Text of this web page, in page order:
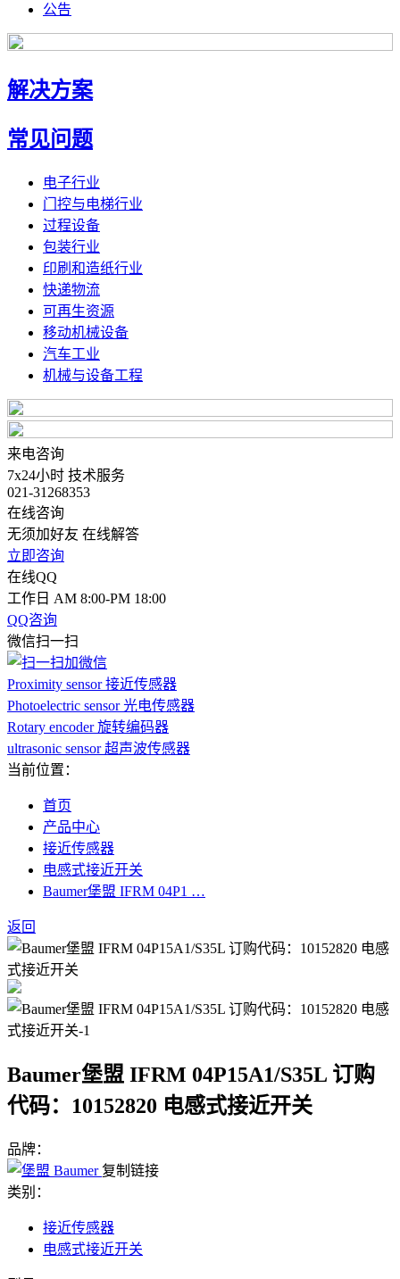
公告
解决方案
常见问题
电子行业
门控与电梯行业
过程设备
包装行业
印刷和造纸行业
快递物流
可再生资源
移动机械设备
汽车工业
机械与设备工程
来电咨询
7x24小时 技术服务
021-31268353
在线咨询
无须加好友 在线解答
立即咨询
在线QQ
工作日 AM 8:00-PM 18:00
QQ咨询
微信扫一扫
Proximity sensor 接近传感器
Photoelectric sensor 光电传感器
Rotary encoder 旋转编码器
ultrasonic sensor 超声波传感器
当前位置：
首页
产品中心
接近传感器
电感式接近开关
Baumer堡盟 IFRM 04P1 …
返回
Baumer堡盟 IFRM 04P15A1/S35L 订购
代码：10152820 电感式接近开关
品牌：
复制链接
类别：
接近传感器
电感式接近开关